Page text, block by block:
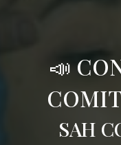
📣
SAH